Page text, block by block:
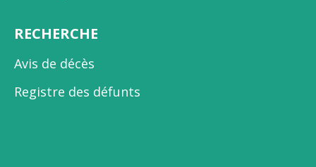
RECHERCHE
Avis de décès
Registre des défunts